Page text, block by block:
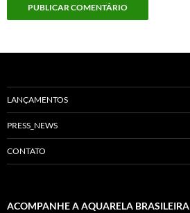
LANÇAMENTOS
PRESS_NEWS
CONTATO
ACOMPANHE A AQUARELA BRASILEIRA